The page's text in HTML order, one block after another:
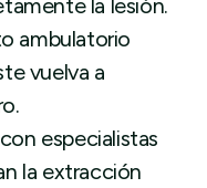
la lesión.
ambulatorio
vuelva a
especialistas
la extracción